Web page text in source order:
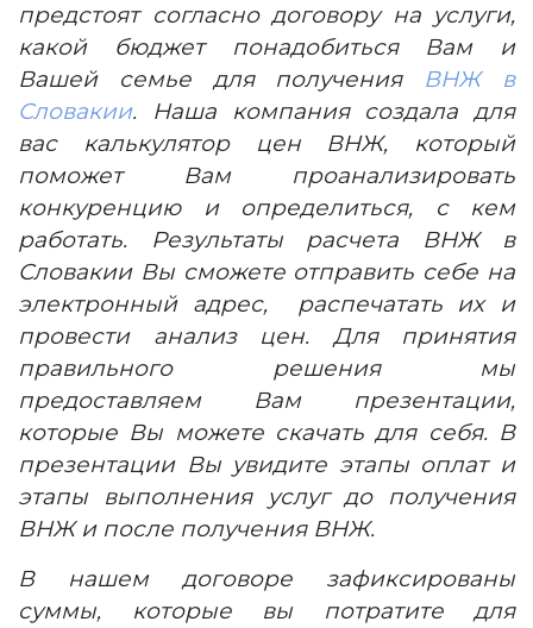
предстоят согласно договору на услуги,
какой бюджет понадобиться Вам и
Вашей семье для получения ВНЖ в
Словакии. Наша компания создала для
вас калькулятор цен ВНЖ, который
поможет Вам проанализировать
конкуренцию и определиться, с кем
работать. Результаты расчета ВНЖ в
Словакии Вы сможете отправить себе на
электронный адрес, распечатать их и
провести анализ цен. Для принятия
правильного решения мы
предоставляем Вам презентации,
которые Вы можете скачать для себя. В
презентации Вы увидите этапы оплат и
этапы выполнения услуг до получения
ВНЖ и после получения ВНЖ.
В нашем договоре зафиксированы
суммы, которые вы потратите для